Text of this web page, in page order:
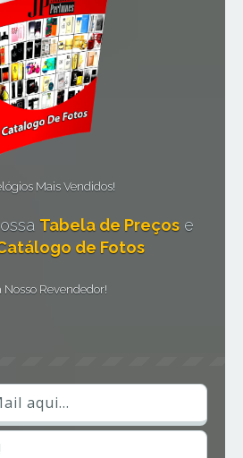
Mais Vendidos!
Tabela de Preçose
de Fotos
Nosso Revendedor!